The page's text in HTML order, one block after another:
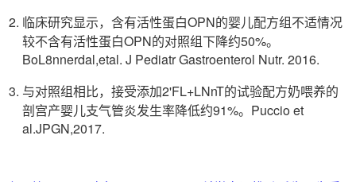
临床研究显示，含有活性蛋白OPN的婴儿配方组不适情况
较不含有活性蛋白OPN的对照组下降约50%。
BoL8nnerdal,etal. J Pediatr Gastroenterol Nutr. 2016.
与对照组相比，接受添加2'FL+LNnT的试验配方奶喂养的
剖宫产婴儿支气管炎发生率降低约91%。Puccio et
al.JPGN,2017.